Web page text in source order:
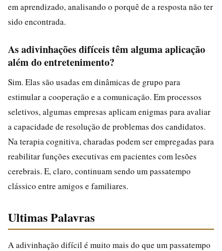
em aprendizado, analisando o porquê de a resposta não ter
sido encontrada.
As adivinhações difíceis têm alguma aplicação
além do entretenimento?
Sim. Elas são usadas em dinâmicas de grupo para
estimular a cooperação e a comunicação. Em processos
seletivos, algumas empresas aplicam enigmas para avaliar
a capacidade de resolução de problemas dos candidatos.
Na terapia cognitiva, charadas podem ser empregadas para
reabilitar funções executivas em pacientes com lesões
cerebrais. E, claro, continuam sendo um passatempo
clássico entre amigos e familiares.
Ultimas Palavras
A adivinhação difícil é muito mais do que um passatempo